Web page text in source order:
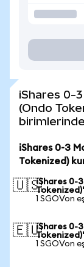
iShares 0-
(Ondo
iShares 0-3
Tokenized)
🇺🇸iShares 0-
1 SGOVon
🇪🇺iShares 0-
1 SGOVon